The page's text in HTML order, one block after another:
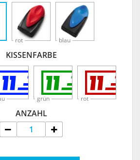
rot blau
KISSENFARBE
grün rot
ANZAHL